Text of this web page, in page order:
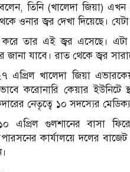
তিনি (খালেদা জিয়া)
ওনার জ্বর দেখা দিয়েছে।
তার এই জ্বর এসেছে। এটা
জানা যাবে। রাত থেকে জ্বর
এপ্রিল খালেদা জিয়া
করোনারি কেয়ার ইউনিটে
নেতৃত্বে ১০ সদস্যের
এপ্রিল গুলশানের বাসা
কার্যালয়ে দলের